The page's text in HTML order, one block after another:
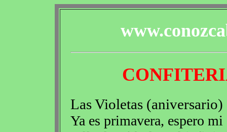
Las Violetas
Ya es primavera, espero